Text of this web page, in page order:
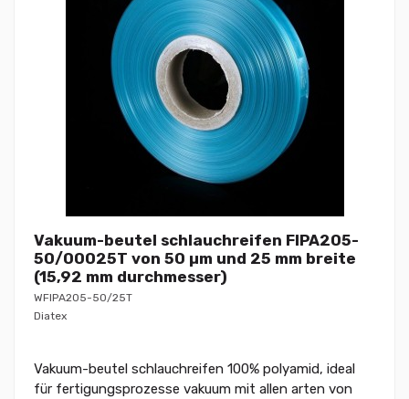
Vakuum-beutel schlauchreifen FIPA205-
50/00025T von 50 µm und 25 mm breite
(15,92 mm durchmesser)
WFIPA205-50/25T
Diatex
Vakuum-beutel schlauchreifen 100% polyamid, ideal
für fertigungsprozesse vakuum mit allen arten von